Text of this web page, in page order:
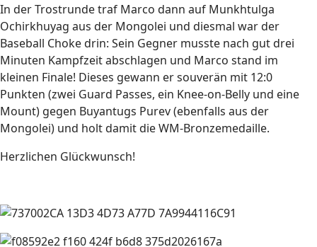
In der Trostrunde traf Marco dann auf Munkhtulga
Ochirkhuyag aus der Mongolei und diesmal war der
Baseball Choke drin: Sein Gegner musste nach gut drei
Minuten Kampfzeit abschlagen und Marco stand im
kleinen Finale! Dieses gewann er souverän mit 12:0
Punkten (zwei Guard Passes, ein Knee-on-Belly und eine
Mount) gegen Buyantugs Purev (ebenfalls aus der
Mongolei) und holt damit die WM-Bronzemedaille.
Herzlichen Glückwunsch!